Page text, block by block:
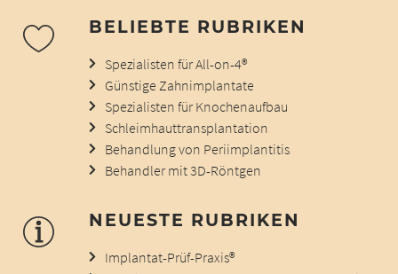
BELIEBTE RUBRIKEN
Spezialisten für All-on-4®
Günstige Zahnimplantate
Spezialisten für Knochenaufbau
Schleimhauttransplantation
Behandlung von Periimplantitis
Behandler mit 3D-Röntgen
NEUESTE RUBRIKEN
Implantat-Prüf-Praxis®